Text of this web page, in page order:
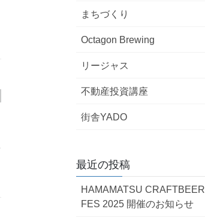
まちづくり
Octagon Brewing
リージャス
不動産投資講座
街舎YADO
最近の投稿
HAMAMATSU CRAFTBEER
FES 2025 開催のお知らせ